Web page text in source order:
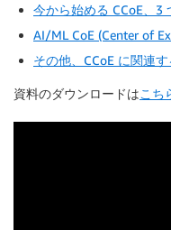
今から始める CCoE、3
AI/ML CoE (Center of
その他、CCoE に関連
資料のダウンロードはこち